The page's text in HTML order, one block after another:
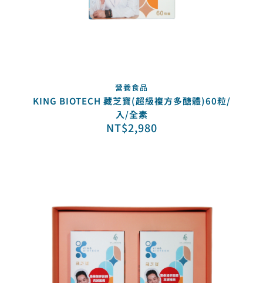
營養食品
KING BIOTECH 藏芝寶(超級複方多醣體)60粒/
入/全素
NT$2,980